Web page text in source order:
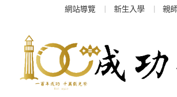
網站導覽 新生入學 親